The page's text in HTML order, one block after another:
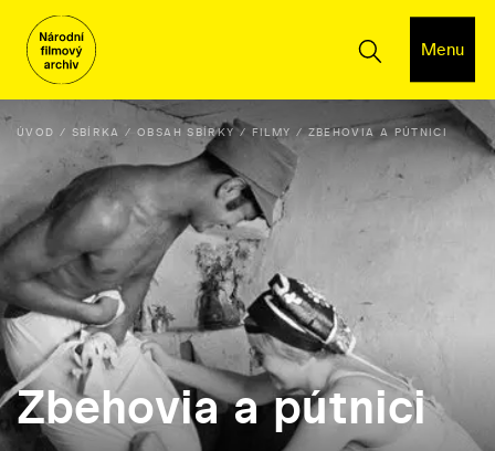
Menu
ÚVOD SBÍRKA OBSAH SBÍRKY FILMY ZBEHOVIA A PÚTNICI
Zbehovia a pútnici